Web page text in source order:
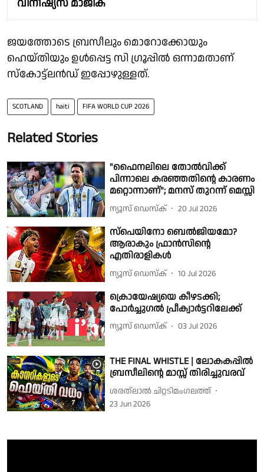
വിനീഷ്യസ് മാജിക്
ജയത്തോടെ ബ്രസീലും മൊറോക്കോയും
ഹെയ്തിയും ഉൾപ്പെട്ട സി ഗ്രൂപ്പിൽ ഒന്നാമതാണ്
സ്കോട്ട്ലൻഡ് ഇപ്പോഴുള്ളത്.
SCOTLAND haiti FIFA WORLD CUP 2026
Related Stories
"ഫൈനലിലെ തോൽവിക്ക്
പിന്നാലെ കരഞ്ഞതിൻ്റെ കാരണം
മറ്റൊന്നാണ്"; മനസ് തുറന്ന് മെസ്സി
ന്യൂസ് ഡെസ്ക് 20 Jul 2026
സ്പെയിനോ ബെല്‍ജിയമോ?
ആരാകും ഫ്രാന്‍സിന്റെ
എതിരാളികള്‍
ന്യൂസ് ഡെസ്ക് 10 Jul 2026
ക്രൊയേഷ്യയെ കീഴടക്കി;
പോർച്ചുഗൽ പ്രീക്വാർട്ടറിലേക്ക്
ന്യൂസ് ഡെസ്ക് 03 Jul 2026
THE FINAL WHISTLE | ലോകകപ്പിൽ
ബ്രസീലിൻ്റെ മാസ്സ് തിരിച്ചുവരവ്
ശരത്‌ലാൽ ചിറ്റടിമംഗലത്ത്
23 Jun 2026